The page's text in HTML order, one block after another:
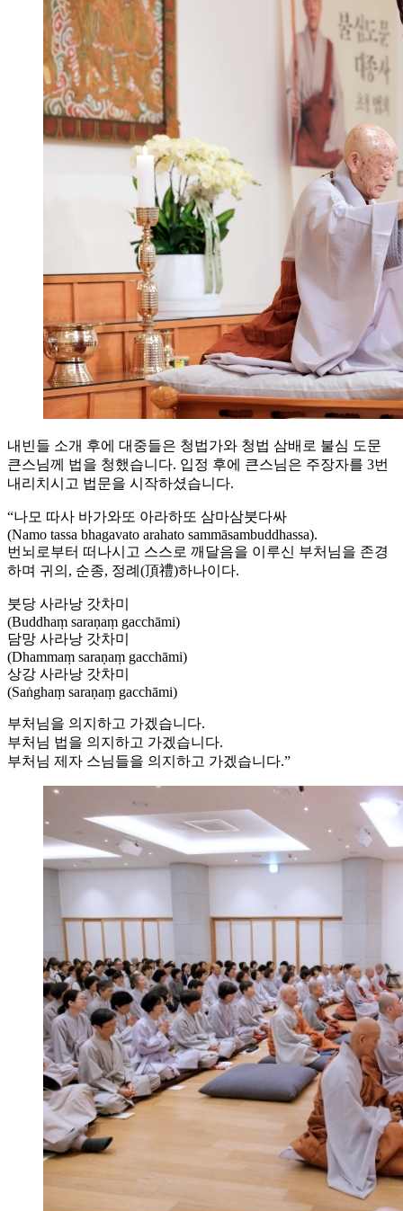
내빈들 소개 후에 대중들은 청법가와 청법 삼배로 불심 도문
큰스님께 법을 청했습니다. 입정 후에 큰스님은 주장자를 3번
내리치시고 법문을 시작하셨습니다.
“나모 따사 바가와또 아라하또 삼마삼붓다싸
(Namo tassa bhagavato arahato sammāsambuddhassa).
번뇌로부터 떠나시고 스스로 깨달음을 이루신 부처님을 존경
하며 귀의, 순종, 정례(頂禮)하나이다.
붓당 사라낭 갓차미
(Buddhaṃ saraṇaṃ gacchāmi)
담망 사라낭 갓차미
(Dhammaṃ saraṇaṃ gacchāmi)
상강 사라낭 갓차미
(Saṅghaṃ saraṇaṃ gacchāmi)
부처님을 의지하고 가겠습니다.
부처님 법을 의지하고 가겠습니다.
부처님 제자 스님들을 의지하고 가겠습니다.”